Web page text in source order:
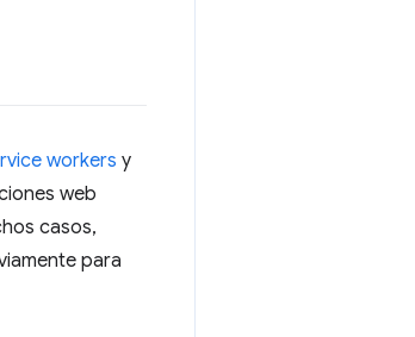
workers y
web
casos,
para